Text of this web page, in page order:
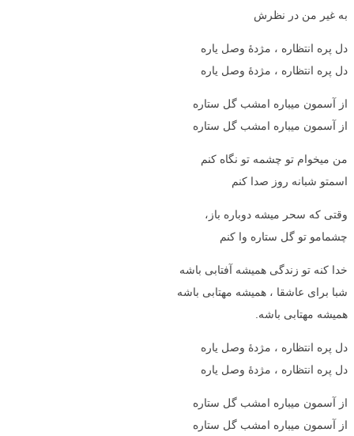
به غیر من در نظرش
دل پره انتظاره ، مژدۀ وصل یاره
دل پره انتظاره ، مژدۀ وصل یاره
از آسمون میباره امشب گل ستاره
از آسمون میباره امشب گل ستاره
من میخوام تو چشمه تو نگاه کنم
اسمتو شبانه روز صدا کنم
وقتی که سحر میشه دوباره باز،
چشمامو تو گل ستاره وا کنم
خدا کنه تو زندگی همیشه آفتابی باشه
شبا برای عاشقا ، همیشه مهتابی باشه
همیشه مهتابی باشه.
دل پره انتظاره ، مژدۀ وصل یاره
دل پره انتظاره ، مژدۀ وصل یاره
از آسمون میباره امشب گل ستاره
از آسمون میباره امشب گل ستاره